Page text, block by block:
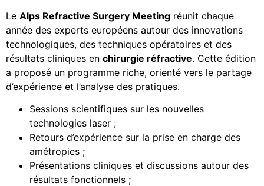
Le Alps Refractive Surgery Meeting réunit chaque
année des experts européens autour des innovations
technologiques, des techniques opératoires et des
résultats cliniques en chirurgie réfractive. Cette édition
a proposé un programme riche, orienté vers le partage
d’expérience et l’analyse des pratiques.
Sessions scientifiques sur les nouvelles
technologies laser ;
Retours d’expérience sur la prise en charge des
amétropies ;
Présentations cliniques et discussions autour des
résultats fonctionnels ;